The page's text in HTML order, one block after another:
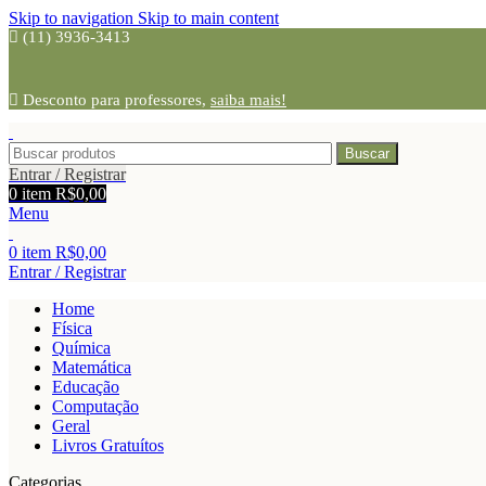
Skip to navigation Skip to main content
(11) 3936-3413
Desconto para professores, saiba mais!
Buscar
Entrar / Registrar
0 item R$0,00
Menu
0 item R$0,00
Entrar / Registrar
Home
Física
Química
Matemática
Educação
Computação
Geral
Livros Gratuítos
Categorias